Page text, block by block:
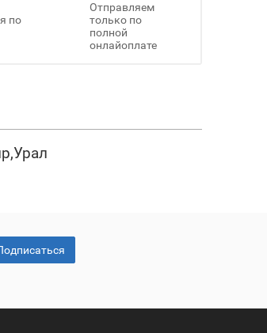
по
Отправляем
только по
полной
онлайоплате